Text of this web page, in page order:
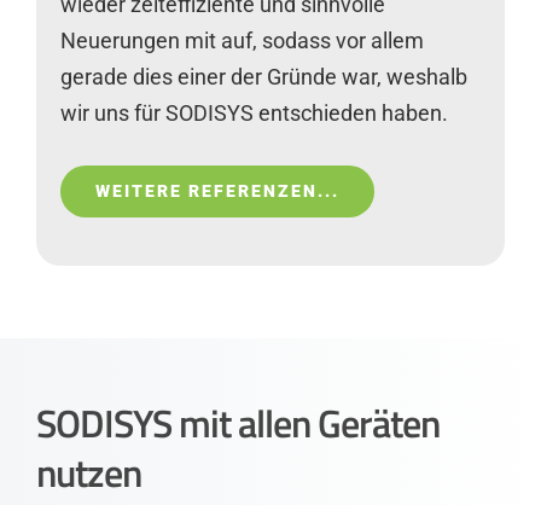
Neuerungen mit auf, sodass vor allem
gerade dies einer der Gründe war, weshalb
wir uns für SODISYS entschieden haben.
WEITERE REFERENZEN...
SODISYS mit allen Geräten
nutzen